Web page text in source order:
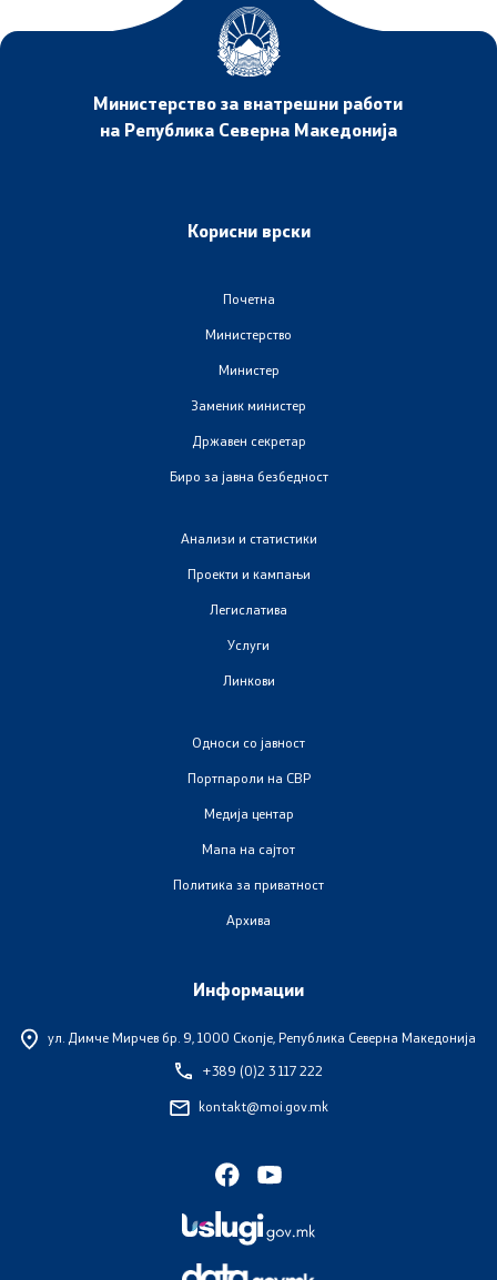
Проекти и кампањи
Кампањи
Упатство и постапка за одделни права (барања) на
Полагање возачки испит
Полагање на стручен испит
Министерство за внатрешни работи
на Република Северна Македонија
Корисни врски
Почетна
Министерство
Министер
Заменик министер
Државен секретар
Биро за јавна безбедност
Анализи и статистики
Проекти и кампањи
Легислатива
Услуги
Линкови
Односи со јавност
Портпароли на СВР
Медија центар
Мапа на сајтот
Политика за приватност
Архива
Информации
ул. Димче Мирчев бр. 9, 1000 Скопје, Република Северна Македонија
+389 (0)2 3 117 222
kontakt@moi.gov.mk